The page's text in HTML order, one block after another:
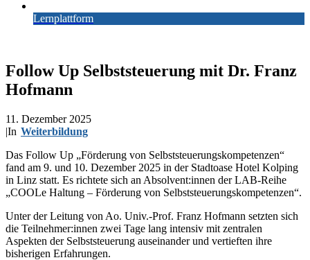
Lernplattform
Follow Up Selbststeuerung mit Dr. Franz
Hofmann
11. Dezember 2025
|In Weiterbildung
Das Follow Up „Förderung von Selbststeuerungskompetenzen“
fand am 9. und 10. Dezember 2025 in der Stadtoase Hotel Kolping
in Linz statt. Es richtete sich an Absolvent:innen der LAB-Reihe
„COOLe Haltung – Förderung von Selbststeuerungskompetenzen“.
Unter der Leitung von Ao. Univ.-Prof. Franz Hofmann setzten sich
die Teilnehmer:innen zwei Tage lang intensiv mit zentralen
Aspekten der Selbststeuerung auseinander und vertieften ihre
bisherigen Erfahrungen.